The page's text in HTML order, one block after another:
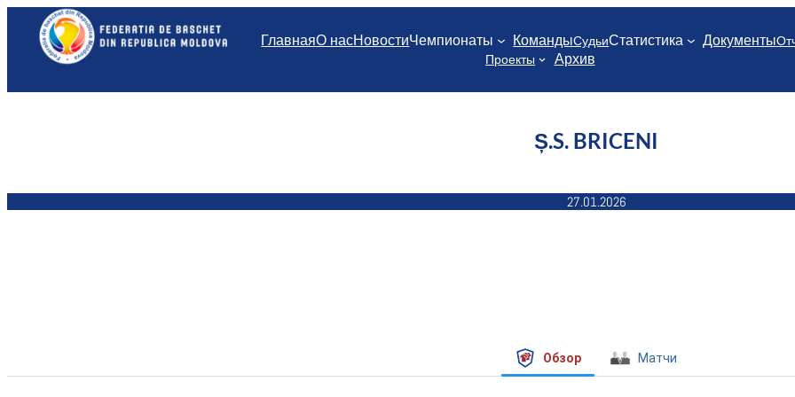
Перейти
содержимому
ГлавнаяО насНовостиЧемпионаты КомандыСудьиСтатистика Документы
Проекты
Архив
Ș.S. BRICENI
27.01.2026
Обзор Матчи